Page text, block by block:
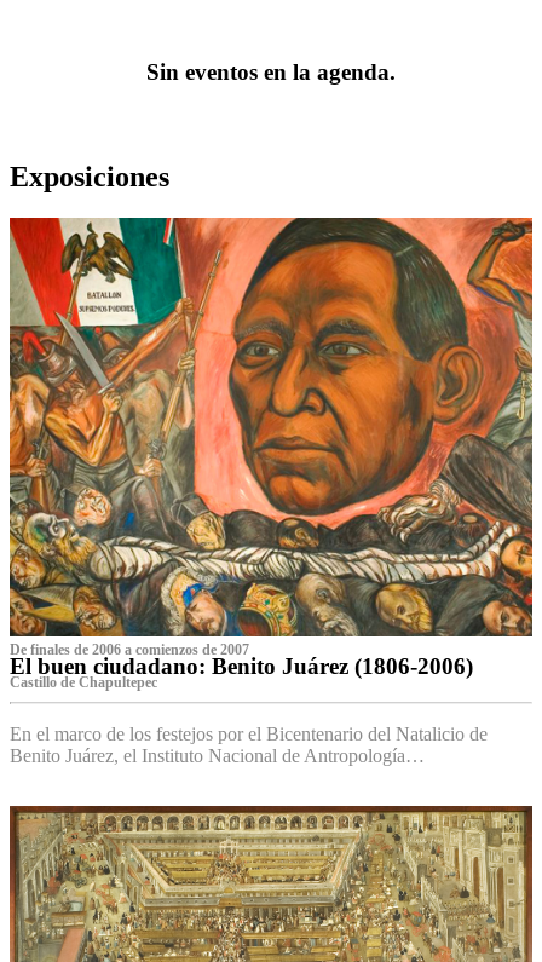
Sin eventos en la agenda.
Exposiciones
De finales de 2006 a comienzos de 2007
El buen ciudadano: Benito Juárez (1806-2006)
Castillo de Chapultepec
En el marco de los festejos por el Bicentenario del Natalicio de
Benito Juárez, el Instituto Nacional de Antropología…